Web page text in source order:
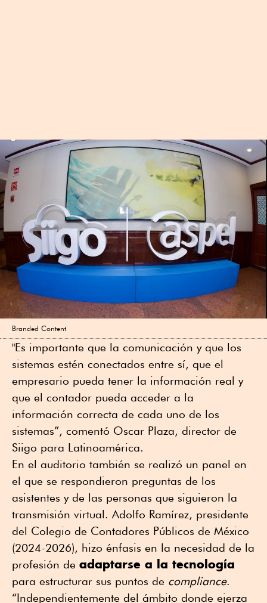
Branded Content
"Es importante que la comunicación y que los
sistemas estén conectados entre sí, que el
empresario pueda tener la información real y
que el contador pueda acceder a la
información correcta de cada uno de los
sistemas”, comentó Oscar Plaza, director de
Siigo para Latinoamérica.
En el auditorio también se realizó un panel en
el que se respondieron preguntas de los
asistentes y de las personas que siguieron la
transmisión virtual. Adolfo Ramírez, presidente
del Colegio de Contadores Públicos de México
(2024-2026), hizo énfasis en la necesidad de la
profesión de adaptarse a la tecnología
para estructurar sus puntos de compliance.
“Independientemente del ámbito donde ejerza